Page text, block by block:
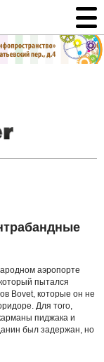
аэропорте
пытался
Bovet, которые он не
Для того,
пиджака и
был задержан, но